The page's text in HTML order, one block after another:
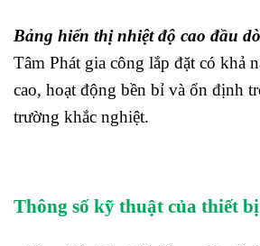
Bảng hiển thị nhiệt độ cao đầu
Tâm Phát gia công lắp đặt có khả
cao, hoạt động bền bỉ và ổn định
trường khắc nghiệt.
Thông số kỹ thuật của thiết